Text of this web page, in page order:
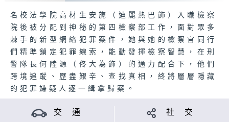
名校法學院高材生安旎（迪麗熱巴飾）入職檢察
院後被分配到神秘的第四檢察部工作，面對眾多
棘手的新型網絡犯罪案件，她與她的檢察官同行
們精準鎖定犯罪線索，能動發揮檢察智慧，在刑
警隊長何陸源（佟大為飾）的通力配合下，他們
跨境追蹤、歷盡艱辛、查找真相，終將層層隱藏
的犯罪嫌疑人逐一緝拿歸案。
交 通 社 交